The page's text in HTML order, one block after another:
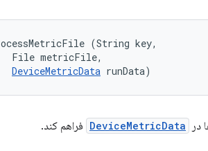
(String key,
File metricFile,
DeviceMetricData runData)
در DeviceMetricData فراهم کند.